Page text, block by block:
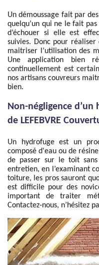
Un démoussage fait par
quelqu’un qui ne le fait
d’échouer si elle est
suivies. Donc pour
maitriser l’utilisation des
Une application bien
continuellement est
nos artisans couvreurs
bien.
Non-négligence
de LEFEBVRE
Un hydrofuge est un
composé d'eau ou de
de passer sur le toit
entretien, en l’examinant
toiture, les pros sauront
est difficile pour des
important de traiter
Contactez-nous, n’hésitez